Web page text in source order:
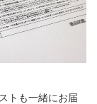
トも一緒にお届